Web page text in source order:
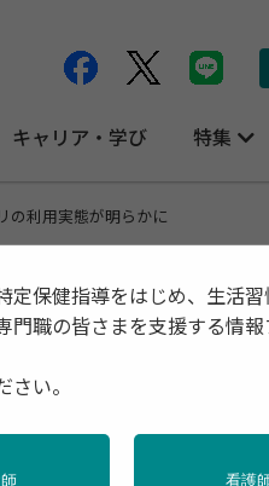
キャリア・学び 特集
の利用実態が明らかに
態が明らかに
定保健指導をはじめ、生活習
門職の皆さまを支援する情報
い。
看護